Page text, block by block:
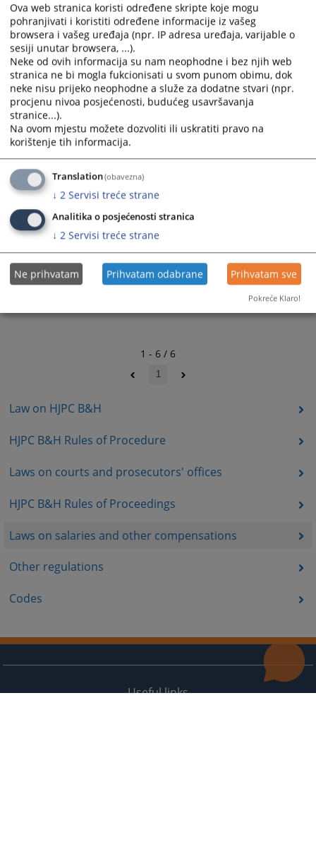
Law on HJPC B&H
HJPC B&H Rules of Procedure
Laws on courts and prosecutors' offices
HJPC B&H Rules of Proceedings
Laws on salaries and other compensations
Other regulations
Codes
the
question
mark
key
to
get
the
keyboard
shortcuts
changing
dates.
the
question
mark
key
to
get
the
shortcuts
dates.
Zakon o plaćama uposlenika u institucijama pravosuđa
Republike Srpske
Zakon o plaćama zaposlenih u institucijama pravosuđa
Brčko distrikta Bosne i Hercegovine
1 - 6 / 6
1
Useful links
Ova web stranica koristi određene skripte koje mogu
pohranjivati i koristiti određene informacije iz vašeg
browsera i vašeg uređaja (npr. IP adresa uređaja, varijable o
sesiji unutar browsera, ...).
Neke od ovih informacija su nam neophodne i bez njih web
stranica ne bi mogla fukcionisati u svom punom obimu, dok
neke nisu prijeko neophodne a služe za dodatne stvari (npr.
procjenu nivoa posjećenosti, budućeg usavršavanja
stranice...).
Na ovom mjestu možete dozvoliti ili uskratiti pravo na
korištenje tih informacija.
Translation(obavezna)
↓ 2 Servisi treće strane
Analitika o posjećenosti stranica
↓ 2 Servisi treće strane
Ne prihvatam Prihvatam odabrane Prihvatam sve
Pokreće Klaro!